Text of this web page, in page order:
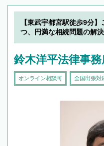
【東武宇都宮駅徒歩9分
つ、円満な相続問題の解
鈴木洋平法律事務
オンライン相談可 全国出張対